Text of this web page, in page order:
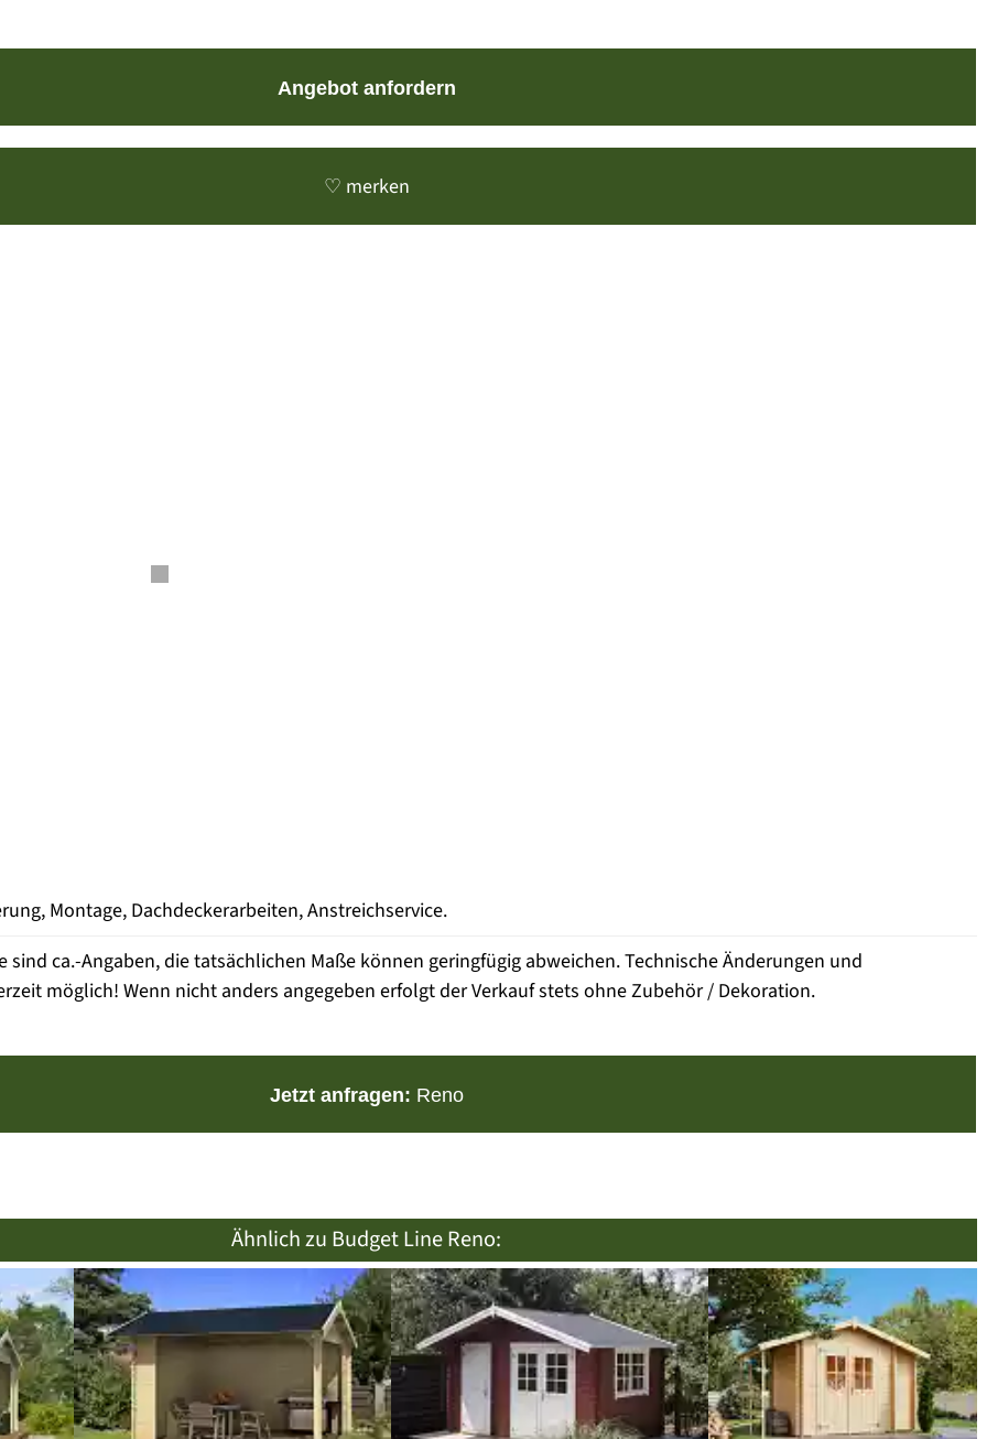
Angebot anfordern
♡ merken
Montage, Dachdeckerarbeiten, Anstreichservice.
sind ca.-Angaben, die tatsächlichen Maße können geringfügig abweichen. Technische Änderungen und
möglich! Wenn nicht anders angegeben erfolgt der Verkauf stets ohne Zubehör / Dekoration.
Jetzt anfragen: Reno
Ähnlich zu Budget Line Reno: